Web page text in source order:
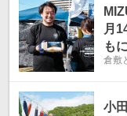
月
も
倉敷
小